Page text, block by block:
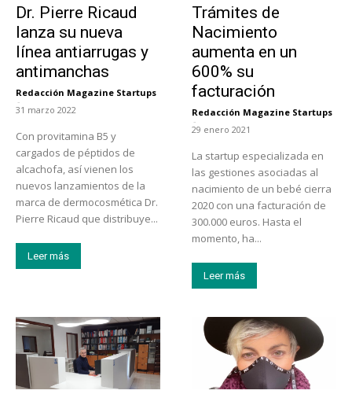
Dr. Pierre Ricaud
lanza su nueva
línea antiarrugas y
antimanchas
Redacción Magazine Startups
-
31 marzo 2022
Con provitamina B5 y
cargados de péptidos de
alcachofa, así vienen los
nuevos lanzamientos de la
marca de dermocosmética Dr.
Pierre Ricaud que distribuye...
Leer más
Trámites de
Nacimiento
aumenta en un
600% su
facturación
Redacción Magazine Startups
-
29 enero 2021
La startup especializada en
las gestiones asociadas al
nacimiento de un bebé cierra
2020 con una facturación de
300.000 euros. Hasta el
momento, ha...
Leer más